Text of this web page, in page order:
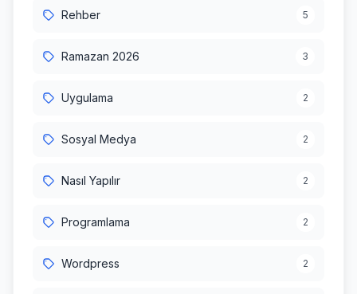
Rehber 5
Ramazan 2026 3
Uygulama 2
Sosyal Medya 2
Nasıl Yapılır 2
Programlama 2
Wordpress 2